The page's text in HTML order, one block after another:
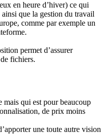
en heure d’hiver) ce qui
que la gestion du travail
comme par exemple un
permet d’assurer
fichiers.
mais qui est pour beaucoup
de prix moins
une toute autre vision